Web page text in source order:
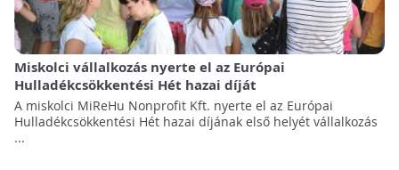
Miskolci vállalkozás nyerte el az Európai
Hulladékcsökkentési Hét hazai díját
A miskolci MiReHu Nonprofit Kft. nyerte el az Európai
Hulladékcsökkentési Hét hazai díjának első helyét vállalkozás
...